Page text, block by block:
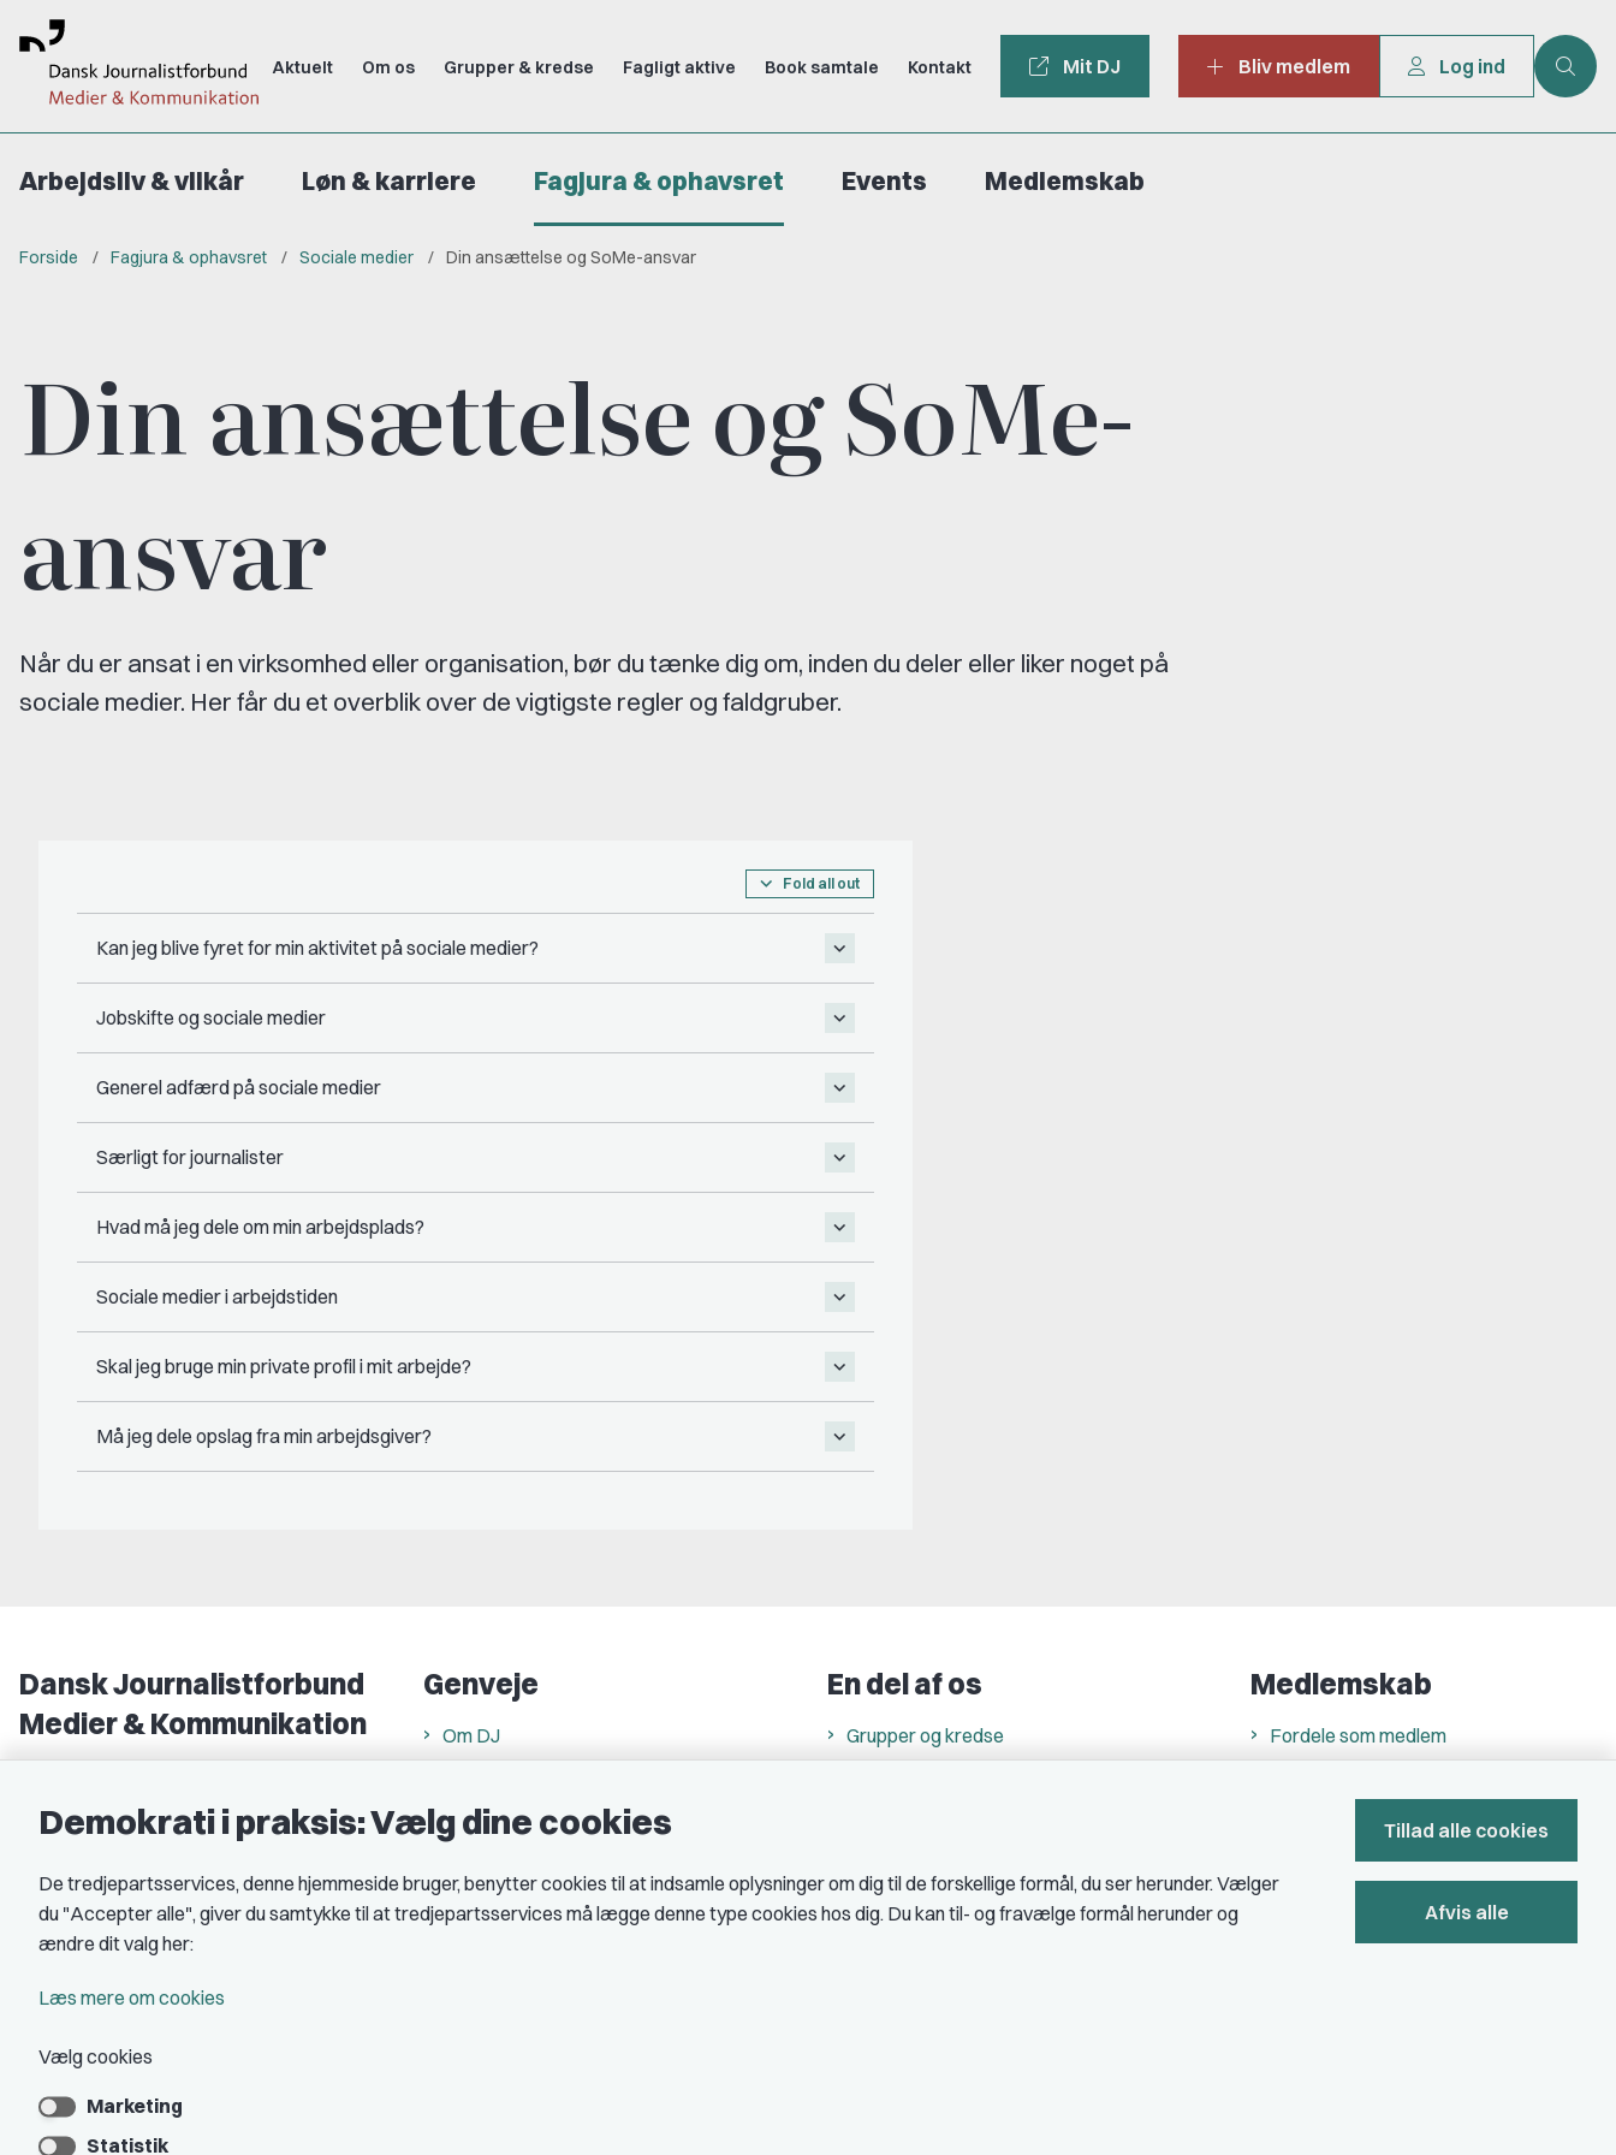
Aktuelt Om os Grupper & kredse Fagligt aktive Book samtale Kontakt Mit DJ Bliv medlem Log ind
Arbejdsliv & vilkår Løn & karriere Fagjura & ophavsret Events Medlemskab
Forside Fagjura & ophavsret Sociale medier Din ansættelse og SoMe-ansvar
Din ansættelse og SoMe-
ansvar
Når du er ansat i en virksomhed eller organisation, bør du tænke dig om, inden du deler eller liker noget på
sociale medier. Her får du et overblik over de vigtigste regler og faldgruber.
Fold all out
Kan jeg blive fyret for min aktivitet på sociale medier?
Jobskifte og sociale medier
Generel adfærd på sociale medier
Særligt for journalister
Hvad må jeg dele om min arbejdsplads?
Sociale medier i arbejdstiden
Skal jeg bruge min private profil i mit arbejde?
Må jeg dele opslag fra min arbejdsgiver?
Dansk Journalistforbund
Medier & Kommunikation
EAN nr.: 5790002490071
Kontakt DJ
Genveje
Om DJ
Find freelancer
Rettighedsmidler hos DJ
Åbnings- og telefontider
En del af os
Grupper og kredse
Medlemskab
Fordele som medlem
Bliv medlem
Demokrati i praksis: Vælg dine cookies
De tredjepartsservices, denne hjemmeside bruger, benytter cookies til at indsamle oplysninger om dig til de forskellige formål, du ser herunder. Vælger
du "Accepter alle", giver du samtykke til at tredjepartsservices må lægge denne type cookies hos dig. Du kan til- og fravælge formål herunder og
ændre dit valg her:
Læs mere om cookies
Vælg cookies
Marketing
Statistik
Tillad alle cookies
Afvis alle